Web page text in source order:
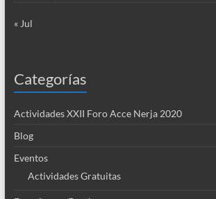
« Jul
Categorías
Actividades XXII Foro Acce Nerja 2020
Blog
Eventos
Actividades Gratuitas